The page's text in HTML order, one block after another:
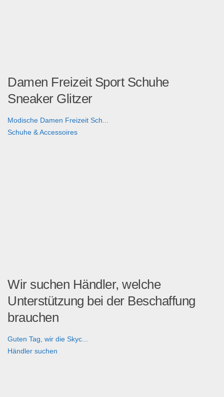
Damen Freizeit Sport Schuhe
Sneaker Glitzer
Modische Damen Freizeit Sch...
Schuhe & Accessoires
Wir suchen Händler, welche
Unterstützung bei der Beschaffung
brauchen
Guten Tag, wir die Skyc...
Händler suchen